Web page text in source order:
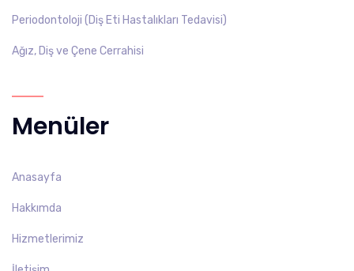
Periodontoloji (Diş Eti Hastalıkları Tedavisi)
Ağız, Diş ve Çene Cerrahisi
Menüler
Anasayfa
Hakkımda
Hizmetlerimiz